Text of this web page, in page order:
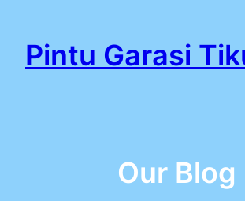
kontenPintu Garasi
Our Blog